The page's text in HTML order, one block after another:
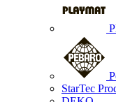
StarTec